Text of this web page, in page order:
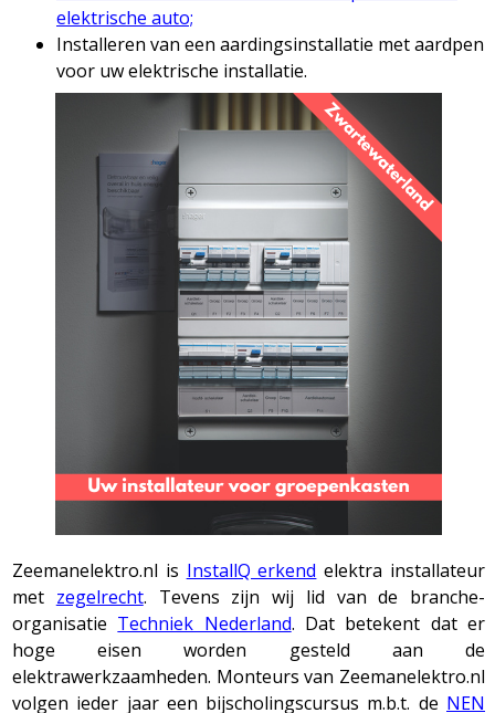
elektrische auto;
Installeren van een aardingsinstallatie met aardpen
voor uw elektrische installatie.
Zeemanelektro.nl is InstallQ erkend elektra installateur
met zegelrecht. Tevens zijn wij lid van de branche-
organisatie Techniek Nederland. Dat betekent dat er
hoge eisen worden gesteld aan de
elektrawerkzaamheden. Monteurs van Zeemanelektro.nl
volgen ieder jaar een bijscholingscursus m.b.t. de NEN